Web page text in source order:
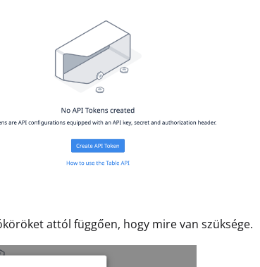
attól függően, hogy mire van szüksége.